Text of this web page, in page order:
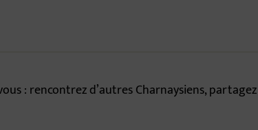
: rencontrez d’autres Charnaysiens,